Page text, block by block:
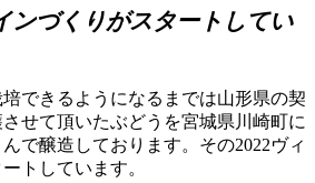
ンづくりがスタートしてい
できるようになるまでは山形県の契
せて頂いたぶどうを宮城県川崎町に
で醸造しております。その2022ヴィ
トしています。